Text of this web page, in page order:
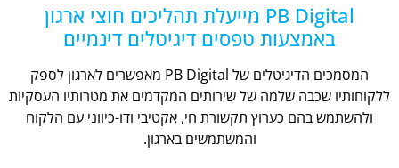
PB Digital מייעלת תהליכים חוצי ארגון
באמצעות טפסים דיגיטלים דינמיים
המסמכים הדיגיטלים של PB Digital מאפשרים לארגון לספק
ללקוחותיו שכבה שלמה של שירותים המקדמים את מטרותיו העסקיות
ולהשתמש בהם כערוץ תקשורת חי, אקטיבי ודו-כיווני עם הלקוח
והמשתמשים בארגון.